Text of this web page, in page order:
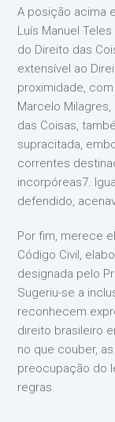
A posição acima
Luís Manuel
do Direito das
extensível ao
proximidade,
Marcelo
das Coisas,
supracitada,
correntes
incorpóreas7.
defendido,
Por fim, merece
Código Civil,
designada pelo
Sugeriu-se a
reconhecem
direito brasileiro
no que couber,
preocupação do
regras.